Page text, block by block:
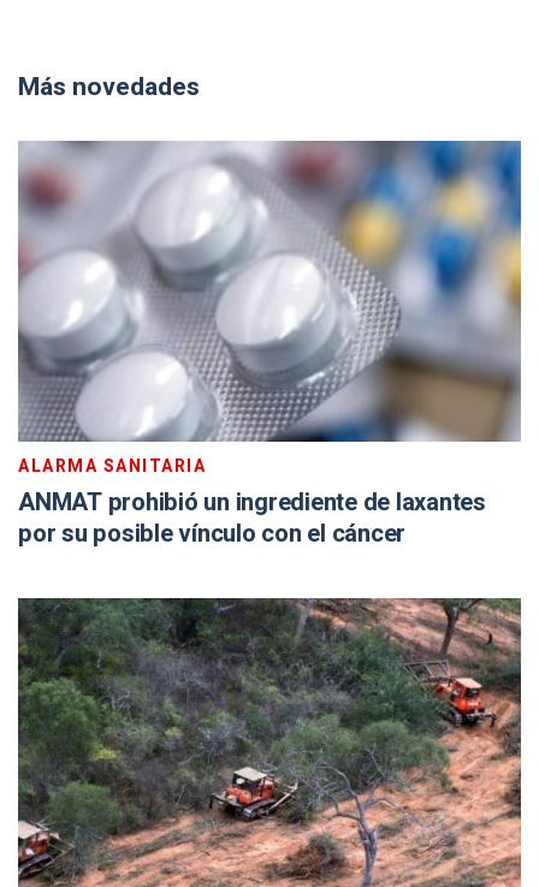
Más novedades
ALARMA SANITARIA
ANMAT prohibió un ingrediente de laxantes
por su posible vínculo con el cáncer